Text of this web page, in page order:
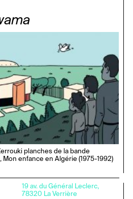
planches de la bande
Mon enfance en Algérie (1975-1992)
19 av. du Général Leclerc,
78320 La Verrière